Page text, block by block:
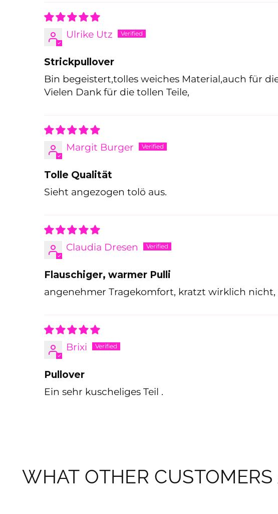
Ulrike Utz
Strickpullover
Bin begeistert,tolles weiches Material,auch für
Vielen Dank für die tollen Teile,
Margit Burger
Tolle Qualität
Sieht angezogen tolö aus.
Claudia Dresen
Flauschiger, warmer Pulli
angenehmer Tragekomfort, kratzt wirklich nicht,
Brixi
Pullover
Ein sehr kuscheliges Teil .
WHAT OTHER
auf